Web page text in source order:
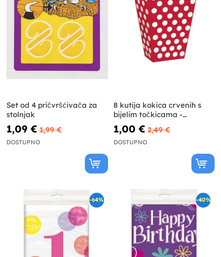
Set od 4 pričvršćivača za
stolnjak
1,09 € 1,99 €
DOSTUPNO
8 kutija kokica crvenih s
bijelim točkicama -
Osnovna paleta boja
1,00 € 2,49 €
DOSTUPNO
-64% -40%